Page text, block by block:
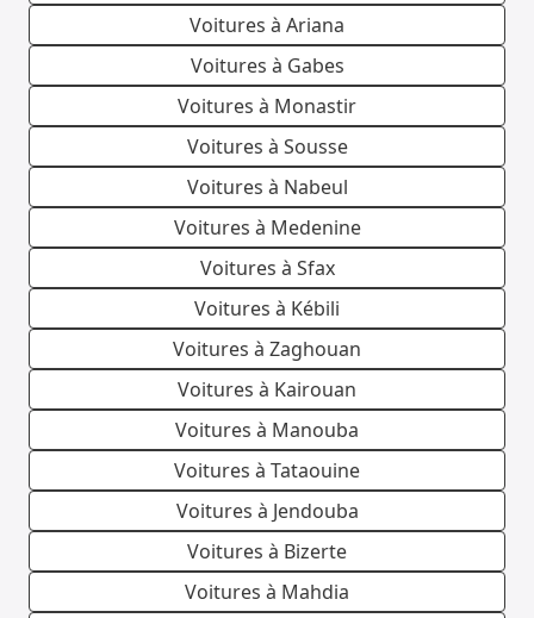
Voitures à Ariana
Voitures à Gabes
Voitures à Monastir
Voitures à Sousse
Voitures à Nabeul
Voitures à Medenine
Voitures à Sfax
Voitures à Kébili
Voitures à Zaghouan
Voitures à Kairouan
Voitures à Manouba
Voitures à Tataouine
Voitures à Jendouba
Voitures à Bizerte
Voitures à Mahdia